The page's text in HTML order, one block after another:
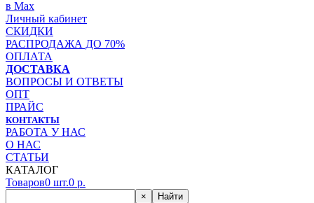
в Max
Личный кабинет
СКИДКИ
РАСПРОДАЖА ДО 70%
ОПЛАТА
ДОСТАВКА
ВОПРОСЫ И ОТВЕТЫ
ОПТ
ПРАЙС
КОНТАКТЫ
РАБОТА У НАС
О НАС
СТАТЬИ
КАТАЛОГ
Товаров0 шт.0 р.
× Найти